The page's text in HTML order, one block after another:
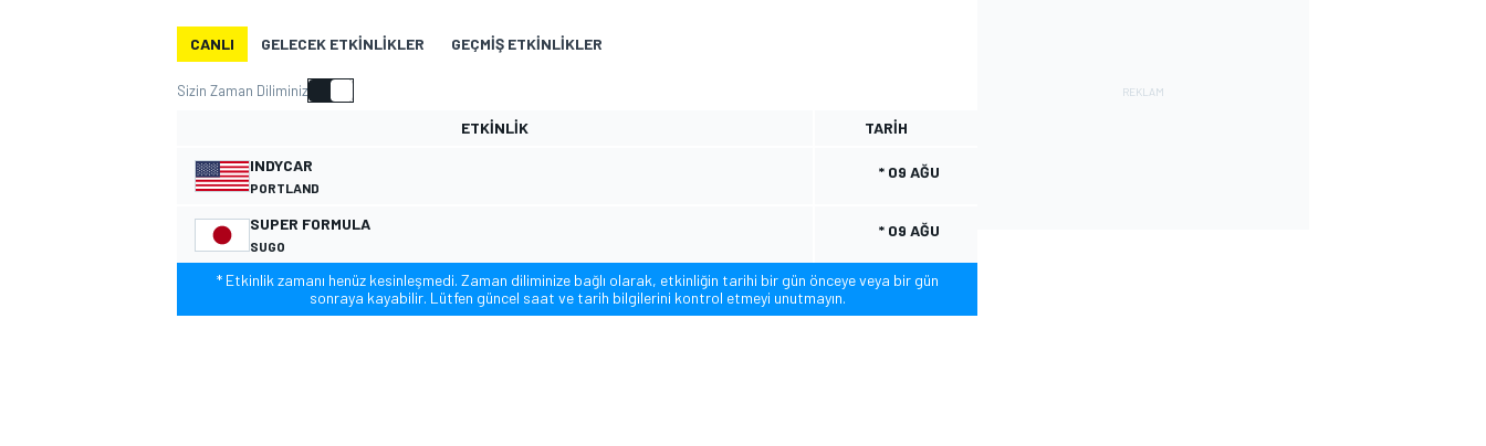
MOTOGP
CANLI GELECEK ETKINLIKLER GEÇMIŞ ETKINLIKLER
Sizin Zaman Diliminiz
ETKINLIK
TARIH
INDYCAR
PORTLAND
* 09 AĞU
SUPER FORMULA
SUGO
* 09 AĞU
* Etkinlik zamanı henüz kesinleşmedi. Zaman diliminize bağlı olarak, etkinliğin tarihi bir gün önceye veya bir gün
sonraya kayabilir. Lütfen güncel saat ve tarih bilgilerini kontrol etmeyi unutmayın.